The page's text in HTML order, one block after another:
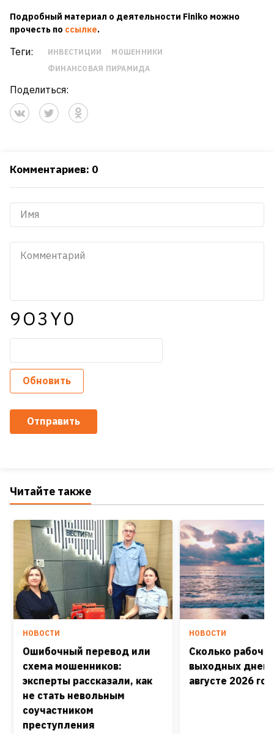
Подробный материал о деятельности Finiko можно
прочесть по ссылке.
Теги: ИНВЕСТИЦИИ
МОШЕННИКИ
ФИНАНСОВАЯ ПИРАМИДА
Поделиться:
Комментариев: 0
9O3Y0
Обновить
Отправить
Читайте также
НОВОСТИ
Ошибочный перевод или
схема мошенников:
эксперты рассказали, как
не стать невольным
соучастником
преступления
НОВОСТИ
Сколько
выходных дней
августе 2026